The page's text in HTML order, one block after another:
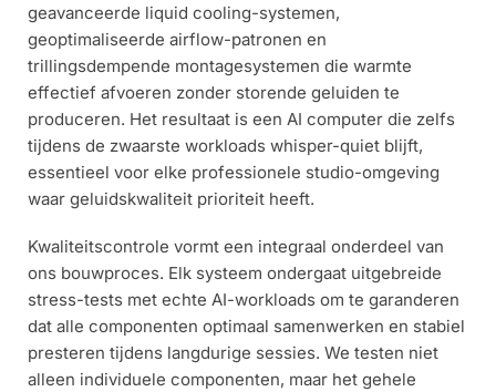
geavanceerde liquid cooling-systemen,
geoptimaliseerde airflow-patronen en
trillingsdempende montagesystemen die warmte
effectief afvoeren zonder storende geluiden te
produceren. Het resultaat is een AI computer die zelfs
tijdens de zwaarste workloads whisper-quiet blijft,
essentieel voor elke professionele studio-omgeving
waar geluidskwaliteit prioriteit heeft.
Kwaliteitscontrole vormt een integraal onderdeel van
ons bouwproces. Elk systeem ondergaat uitgebreide
stress-tests met echte AI-workloads om te garanderen
dat alle componenten optimaal samenwerken en stabiel
presteren tijdens langdurige sessies. We testen niet
alleen individuele componenten, maar het gehele